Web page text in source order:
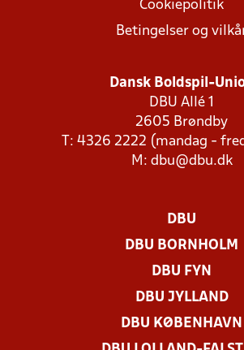
Cookiepolitik
Betingelser og
Dansk Boldspil-
DBU Allé 1
2605 Brøndby
T: 4326 2222 (mandag -
M: dbu@dbu.dk
DBU
DBU BORNHOLM
DBU FYN
DBU JYLLAND
DBU KØBENHAVN